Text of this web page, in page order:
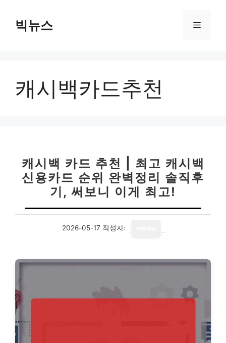
빅뉴스 메
캐시백카드추천
캐시백 카드 추천 | 최고 캐시백
신용카드 순위 완벽정리 솔직후
기, 써보니 이게 최고!
2026-05-17 작성자: